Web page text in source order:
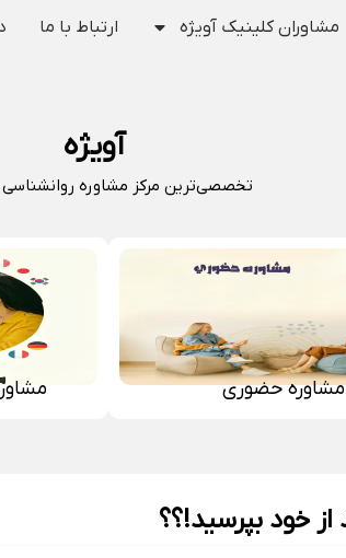
مشاوران کلینیک آویژه ارتباط با ما
آویژه
تخصصی‌ترین مرکز مشاوره روانشناسی
مشاوره حضوری